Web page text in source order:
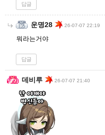
답글
운명28 26-07-07 22:19
뭐라는거야
답글
데비루 26-07-07 21:40